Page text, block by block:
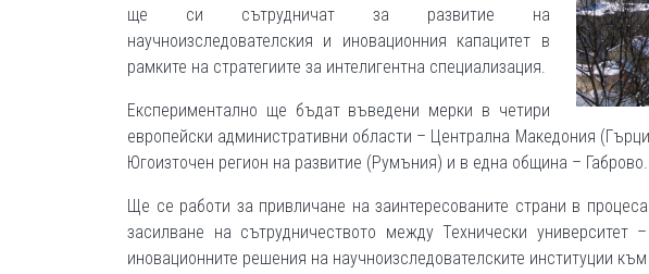
ще си сътрудничат за развитие на
научноизследователския и иновационния капацитет в
рамките на стратегиите за интелигентна специализация.
Експериментално ще бъдат въведени мерки в четири
европейски административни области – Централна Македония
Югоизточен регион на развитие (Румъния) и в една община – Габрово.
Ще се работи за привличане на заинтересованите страни в
засилване на сътрудничеството между Технически
иновационните решения на научноизследователските институции